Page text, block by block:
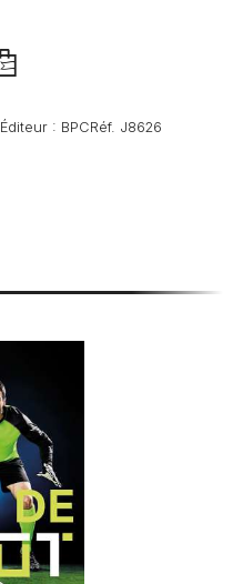
Éditeur : BPCRéf. J8626